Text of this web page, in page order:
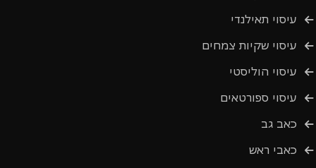
עיסוי תאילנדי
עיסוי שקיות צמחים
עיסוי הוליסטי
עיסוי ספורטאים
כאב גב
כאבי ראש